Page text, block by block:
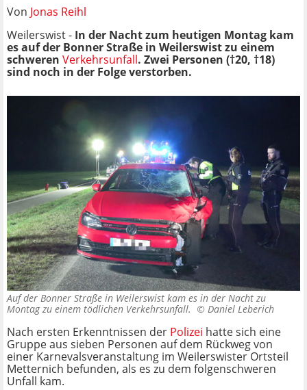
Von Jonas Reihl
Weilerswist - In der Nacht zum heutigen Montag kam
es auf der Bonner Straße in Weilerswist zu einem
schweren Verkehrsunfall. Zwei Personen (†20, †18)
sind noch in der Folge verstorben.
Auf der Bonner Straße in Weilerswist kam es in der Nacht zu
Montag zu einem tödlichen Verkehrsunfall. © Daniel Leberich
Nach ersten Erkenntnissen der Polizei hatte sich eine
Gruppe aus sieben Personen auf dem Rückweg von
einer Karnevalsveranstaltung im Weilerswister Ortsteil
Metternich befunden, als es zu dem folgenschweren
Unfall kam.